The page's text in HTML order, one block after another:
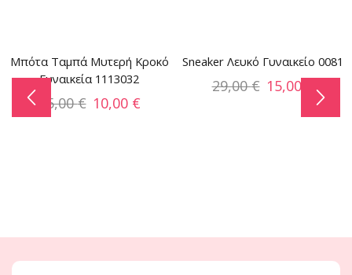
Μπότα Ταμπά Μυτερή Κροκό
Γυναικεία 1113032
65,00€ 10,00 €
Sneaker Λευκό Γυναικείο 0081
29,00€ 15,00